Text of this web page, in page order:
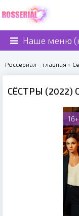
Наше меню
Россериал - главная »
СЁСТРЫ (2022)
16+